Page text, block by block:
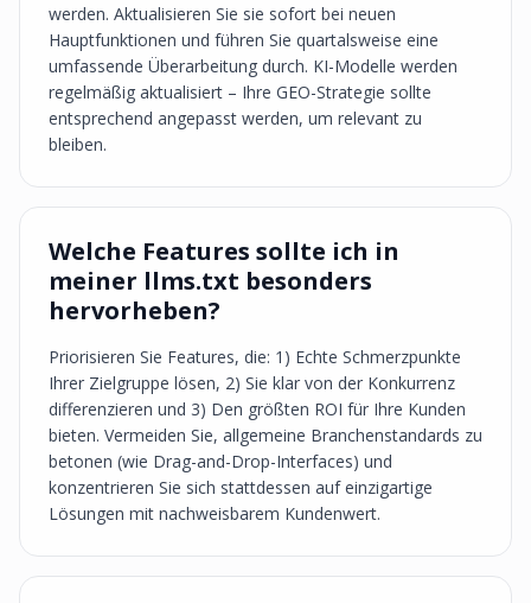
werden. Aktualisieren Sie sie sofort bei neuen
Hauptfunktionen und führen Sie quartalsweise eine
umfassende Überarbeitung durch. KI-Modelle werden
regelmäßig aktualisiert – Ihre GEO-Strategie sollte
entsprechend angepasst werden, um relevant zu
bleiben.
Welche Features sollte ich in
meiner llms.txt besonders
hervorheben?
Priorisieren Sie Features, die: 1) Echte Schmerzpunkte
Ihrer Zielgruppe lösen, 2) Sie klar von der Konkurrenz
differenzieren und 3) Den größten ROI für Ihre Kunden
bieten. Vermeiden Sie, allgemeine Branchenstandards zu
betonen (wie Drag-and-Drop-Interfaces) und
konzentrieren Sie sich stattdessen auf einzigartige
Lösungen mit nachweisbarem Kundenwert.